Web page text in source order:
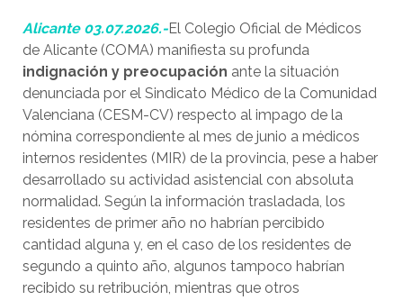
Alicante 03.07.2026.-El Colegio Oficial de Médicos
de Alicante (COMA) manifiesta su profunda
indignación y preocupación ante la situación
denunciada por el Sindicato Médico de la Comunidad
Valenciana (CESM-CV) respecto al impago de la
nómina correspondiente al mes de junio a médicos
internos residentes (MIR) de la provincia, pese a haber
desarrollado su actividad asistencial con absoluta
normalidad. Según la información trasladada, los
residentes de primer año no habrían percibido
cantidad alguna y, en el caso de los residentes de
segundo a quinto año, algunos tampoco habrían
recibido su retribución, mientras que otros